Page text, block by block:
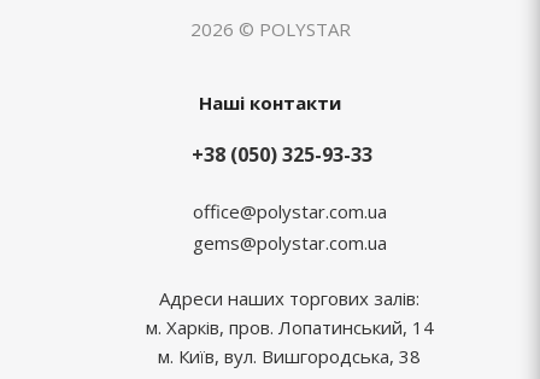
2026 © POLYSTAR
Наші контакти
+38 (050) 325-93-33
office@polystar.com.ua
gems@polystar.com.ua
Адреси наших торгових залів:
м. Харків, пров. Лопатинський, 14
м. Київ, вул. Вишгородська, 38